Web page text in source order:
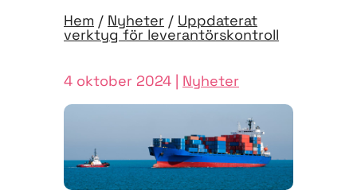
Hem / Nyheter / Uppdaterat
verktyg för leverantörs­kontroll
4 oktober 2024 | Nyheter